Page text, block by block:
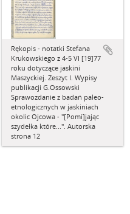
Rękopis - notatki Stefana
Krukowskiego z 4-5 VI [19]77
roku dotyczące jaskini
Maszyckiej. Zeszyt I. Wypisy
publikacji G.Ossowski
Sprawozdanie z badań paleo-
etnologicznych w jaskiniach
okolic Ojcowa - "[Pomi]jając
szydełka które...". Autorska
strona 12